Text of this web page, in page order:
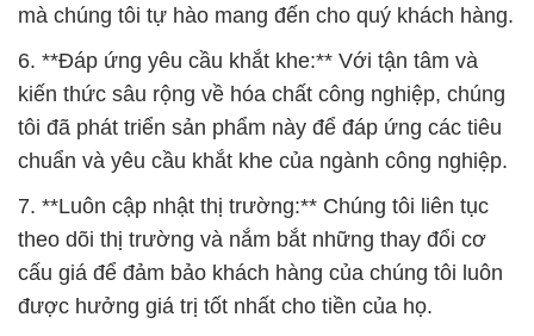
chuẩn và yêu cầu khắt khe của ngành công nghiệp.
7. **Luôn cập nhật thị trường:** Chúng tôi liên tục
theo dõi thị trường và nắm bắt những thay đổi cơ
cấu giá để đảm bảo khách hàng của chúng tôi luôn
được hưởng giá trị tốt nhất cho tiền của họ.
8. **Cam kết hàng đầu:** Cam kết của Công ty Hóa
chất Đắc Trường Phát không chỉ là lời nói. Với hơn
ba thập kỷ kinh nghiệm, chúng tôi cam kết mang
đến sự chất lượng và an toàn hàng đầu cho khách